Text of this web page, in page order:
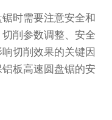
时需要注意安全和
削参数调整、安全
切削效果的关键因
板高速圆盘锯的安